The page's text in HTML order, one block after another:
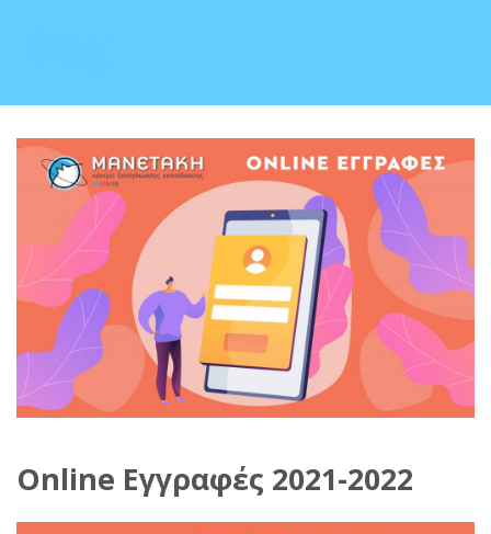
Online Εγγραφές 2021-2022